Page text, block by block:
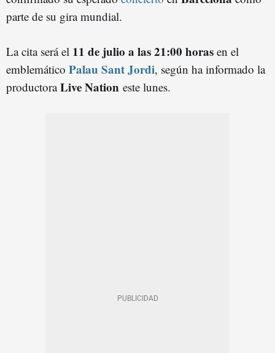
parte de su gira mundial.
La cita será el 11 de julio a las 21:00 horas en el
emblemático Palau Sant Jordi, según ha informado la
productoraLive Nation este lunes.